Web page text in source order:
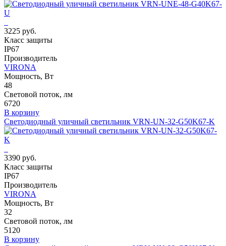
3225 руб.
Класс защиты
IP67
Производитель
VIRONA
Мощность, Вт
48
Световой поток, лм
6720
В корзину
Светодиодный уличный светильник VRN-UN-32-G50K67-K
3390 руб.
Класс защиты
IP67
Производитель
VIRONA
Мощность, Вт
32
Световой поток, лм
5120
В корзину